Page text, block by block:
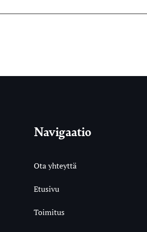
Navigaatio
Ota yhteyttä
Etusivu
Toimitus